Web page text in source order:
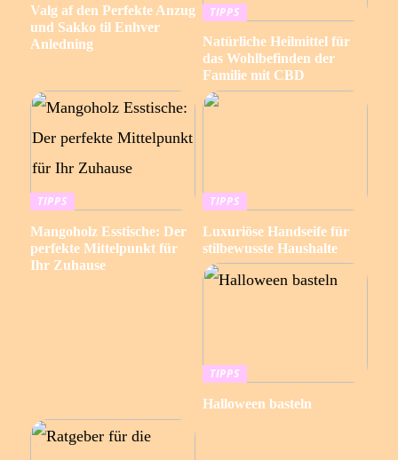
Valg af den Perfekte Anzug
und Sakko til Enhver
Anledning
TIPPS
Natürliche Heilmittel für
das Wohlbefinden der
Familie mit CBD
TIPPS
Mangoholz Esstische: Der
perfekte Mittelpunkt für
Ihr Zuhause
TIPPS
Luxuriöse Handseife für
stilbewusste Haushalte
TIPPS
Halloween basteln